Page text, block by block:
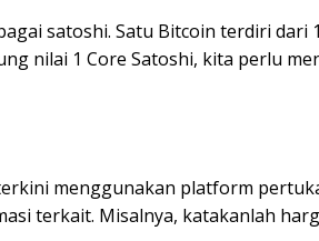
satoshi. Satu Bitcoin terdiri dari
nilai 1 Core Satoshi, kita perlu
menggunakan platform
terkait. Misalnya, katakanlah